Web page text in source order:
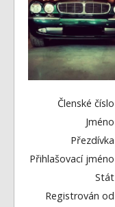
Akce
Inzerce
Členské číslo
Jméno
Přezdívka
Přihlašovací jméno
Stát
Registrován od